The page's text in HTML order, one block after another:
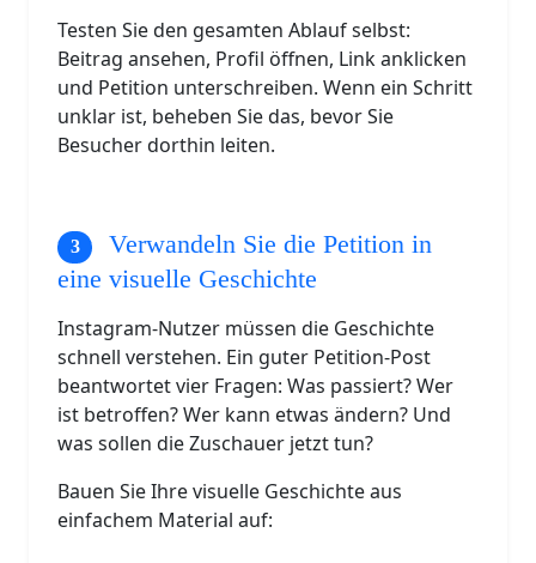
Testen Sie den gesamten Ablauf selbst:
Beitrag ansehen, Profil öffnen, Link anklicken
und Petition unterschreiben. Wenn ein Schritt
unklar ist, beheben Sie das, bevor Sie
Besucher dorthin leiten.
Verwandeln Sie die Petition in
eine visuelle Geschichte
Instagram-Nutzer müssen die Geschichte
schnell verstehen. Ein guter Petition-Post
beantwortet vier Fragen: Was passiert? Wer
ist betroffen? Wer kann etwas ändern? Und
was sollen die Zuschauer jetzt tun?
Bauen Sie Ihre visuelle Geschichte aus
einfachem Material auf: